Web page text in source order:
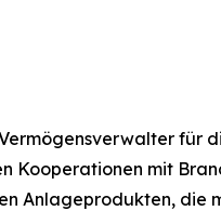
für
Kooperationen mit
Anlageprodukten, die